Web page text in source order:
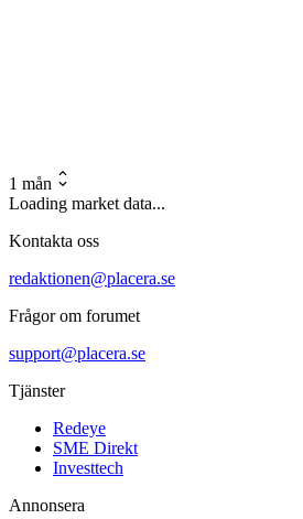
1 mån
Loading market data...
Kontakta oss
redaktionen@placera.se
Frågor om forumet
support@placera.se
Tjänster
Redeye
SME Direkt
Investtech
Annonsera